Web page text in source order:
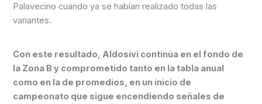
Palavecino cuando ya se habían realizado todas las
variantes.
Con este resultado, Aldosivi continúa en el fondo de
la Zona B y comprometido tanto en la tabla anual
como en la de promedios, en un inicio de
campeonato que sigue encendiendo señales de